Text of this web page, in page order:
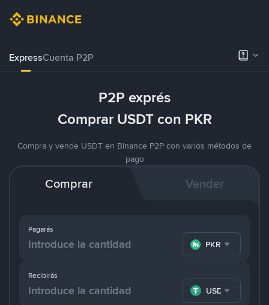
ExpressCuenta P2P
P2P exprés
Comprar USDT con PKR
Compra y vende USDT en Binance P2P con varios métodos de
pago
Comprar Vender
Pagarás
PKR
Recibirás
USDT